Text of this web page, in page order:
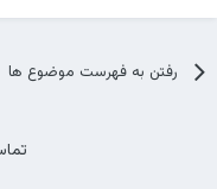
رفتن به فهرست موضوع ها